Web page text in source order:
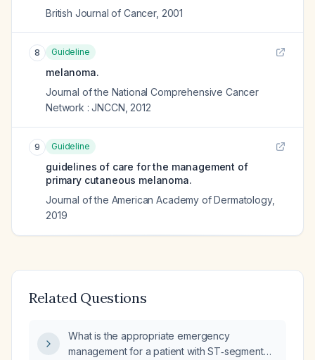
British Journal of Cancer, 2001
8 Guideline
melanoma.
Journal of the National Comprehensive Cancer
Network : JNCCN 2012
9 Guideline
guidelines of care for the management of
primary cutaneous melanoma.
Journal of the American Academy of Dermatology,
2019
Related Questions
What is the appropriate emergency
management for a patient with ST‑segment